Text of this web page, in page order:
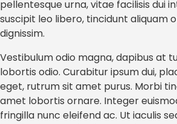
pellentesque urna, vitae facilisis dui
suscipit leo libero, tincidunt aliquam
dignissim.
Vestibulum odio magna, dapibus at
lobortis odio. Curabitur ipsum dui,
eget, rutrum sit amet purus. Morbi
amet lobortis ornare. Integer
fringilla nunc eleifend ac. Ut iaculis